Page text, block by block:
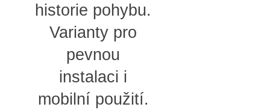
historie pohybu.
Varianty pro
pevnou
instalaci i
mobilní použití.